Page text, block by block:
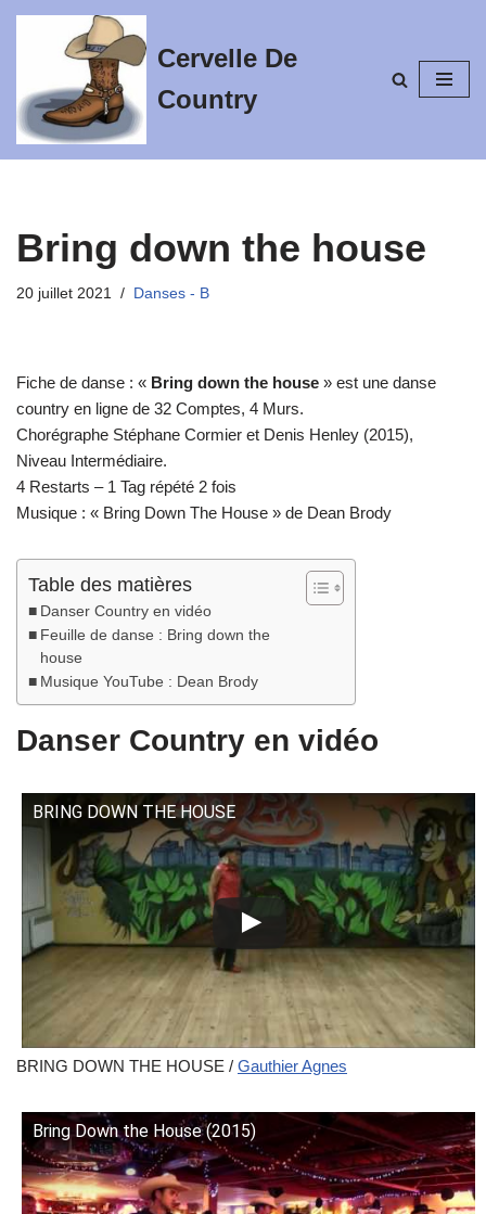
contenu
Cervelle De
Country
Bring down the house
20 juillet 2021 Danses - B
Fiche de danse : « Bring down the house » est une danse
country en ligne de 32 Comptes, 4 Murs.
Chorégraphe Stéphane Cormier et Denis Henley (2015),
Niveau Intermédiaire.
4 Restarts – 1 Tag répété 2 fois
Musique : « Bring Down The House » de Dean Brody
Table des matières
Danser Country en vidéo
Feuille de danse : Bring down the
house
Musique YouTube : Dean Brody
Danser Country en vidéo
BRING DOWN THE HOUSE
BRING DOWN THE HOUSE / Gauthier Agnes
Bring Down the House (2015)